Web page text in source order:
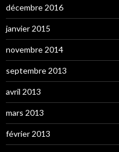
décembre 2016
janvier 2015
novembre 2014
septembre 2013
avril 2013
mars 2013
février 2013